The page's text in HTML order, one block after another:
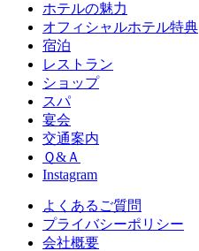
ホテルの魅力
オフィシャルホテル特典
宿泊
レストラン
ショップ
スパ
宴会
交通案内
Ｑ&Ａ
Instagram
よくあるご質問
プライバシーポリシー
会社概要